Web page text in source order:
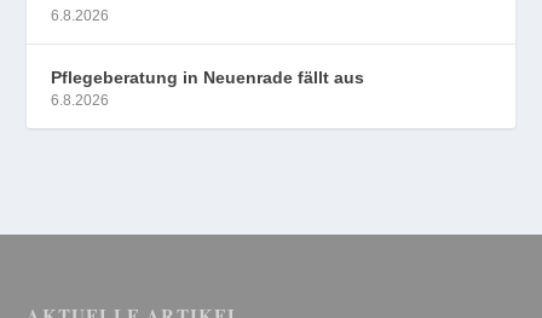
6.8.2026
Pflegeberatung in Neuenrade fällt aus
6.8.2026